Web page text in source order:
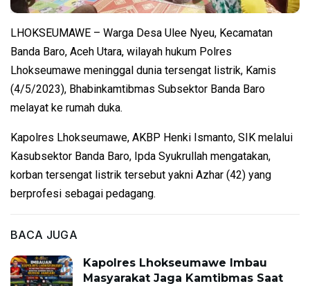
LHOKSEUMAWE – Warga Desa Ulee Nyeu, Kecamatan
Banda Baro, Aceh Utara, wilayah hukum Polres
Lhokseumawe meninggal dunia tersengat listrik, Kamis
(4/5/2023), Bhabinkamtibmas Subsektor Banda Baro
melayat ke rumah duka.
Kapolres Lhokseumawe, AKBP Henki Ismanto, SIK melalui
Kasubsektor Banda Baro, Ipda Syukrullah mengatakan,
korban tersengat listrik tersebut yakni Azhar (42) yang
berprofesi sebagai pedagang.
BACA JUGA
Kapolres Lhokseumawe Imbau
Masyarakat Jaga Kamtibmas Saat